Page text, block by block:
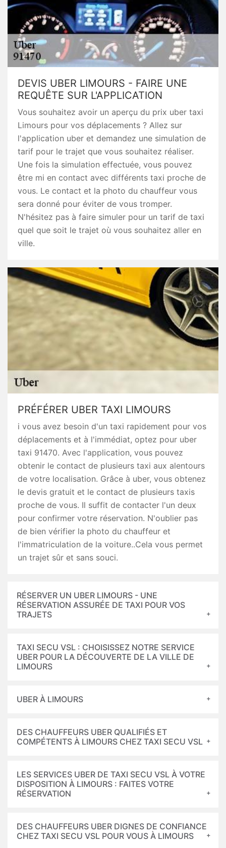
DEVIS UBER LIMOURS - FAIRE UNE
REQUÊTE SUR L'APPLICATION
Vous souhaitez avoir un aperçu du prix uber taxi
Limours pour vos déplacements ? Allez sur
l'application uber et demandez une simulation de
tarif pour le trajet que vous souhaitez réaliser.
Une fois la simulation effectuée, vous pouvez
être mi en contact avec différents taxi proche de
vous. Le contact et la photo du chauffeur vous
sera donné pour éviter de vous tromper.
N'hésitez pas à faire simuler pour un tarif de taxi
quel que soit le trajet où vous souhaitez aller en
ville.
PRÉFÉRER UBER TAXI LIMOURS
i vous avez besoin d'un taxi rapidement pour vos
déplacements et à l'immédiat, optez pour uber
taxi 91470. Avec l'application, vous pouvez
obtenir le contact de plusieurs taxi aux alentours
de votre localisation. Grâce à uber, vous obtenez
le devis gratuit et le contact de plusieurs taxis
proche de vous. Il suffit de contacter l'un deux
pour confirmer votre réservation. N'oublier pas
de bien vérifier la photo du chauffeur et
l'immatriculation de la voiture..Cela vous permet
un trajet sûr et sans souci.
RÉSERVER UN UBER LIMOURS - UNE
RÉSERVATION ASSURÉE DE TAXI POUR VOS
TRAJETS
TAXI SECU VSL : CHOISISSEZ NOTRE SERVICE
UBER POUR LA DÉCOUVERTE DE LA VILLE DE
LIMOURS
UBER À LIMOURS
DES CHAUFFEURS UBER QUALIFIÉS ET
COMPÉTENTS À LIMOURS CHEZ TAXI SECU VSL
LES SERVICES UBER DE TAXI SECU VSL À VOTRE
DISPOSITION À LIMOURS : FAITES VOTRE
RÉSERVATION
DES CHAUFFEURS UBER DIGNES DE CONFIANCE
CHEZ TAXI SECU VSL POUR VOUS À LIMOURS